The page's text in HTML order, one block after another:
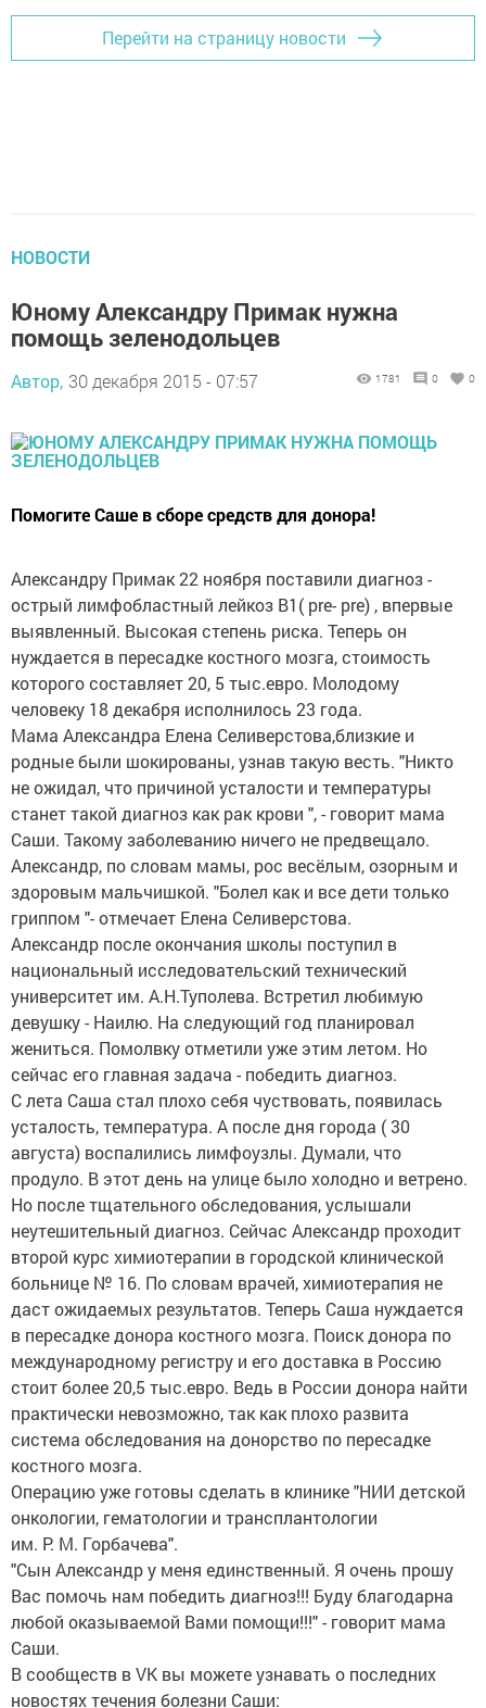
Перейти на страницу новости
НОВОСТИ
Юному Александру Примак нужна
помощь зеленодольцев
Автор, 30 декабря 2015 - 07:57 1781 0 0
Помогите Саше в сборе средств для донора!
Александру Примак 22 ноября поставили диагноз -
острый лимфобластный лейкоз B1( pre- pre) , впервые
выявленный. Высокая степень риска. Теперь он
нуждается в пересадке костного мозга, стоимость
которого составляет 20, 5 тыс.евро. Молодому
человеку 18 декабря исполнилось 23 года.
Мама Александра Елена Селиверстова,близкие и
родные были шокированы, узнав такую весть. "Никто
не ожидал, что причиной усталости и температуры
станет такой диагноз как рак крови ", - говорит мама
Саши. Такому заболеванию ничего не предвещало.
Александр, по словам мамы, рос весёлым, озорным и
здоровым мальчишкой. "Болел как и все дети только
гриппом "- отмечает Елена Селиверстова.
Александр после окончания школы поступил в
национальный исследовательский технический
университет им. А.Н.Туполева. Встретил любимую
девушку - Наилю. На следующий год планировал
жениться. Помолвку отметили уже этим летом. Но
сейчас его главная задача - победить диагноз.
С лета Саша стал плохо себя чуствовать, появилась
усталость, температура. А после дня города ( 30
августа) воспалились лимфоузлы. Думали, что
продуло. В этот день на улице было холодно и ветрено.
Но после тщательного обследования, услышали
неутешительный диагноз. Сейчас Александр проходит
второй курс химиотерапии в городской клинической
больнице № 16. По словам врачей, химиотерапия не
даст ожидаемых результатов. Теперь Саша нуждается
в пересадке донора костного мозга. Поиск донора по
международному регистру и его доставка в Россию
стоит более 20,5 тыс.евро. Ведь в России донора найти
практически невозможно, так как плохо развита
система обследования на донорство по пересадке
костного мозга.
Операцию уже готовы сделать в клинике "НИИ детской
онкологии, гематологии и трансплантологии
им. Р. М. Горбачева".
"Сын Александр у меня единственный. Я очень прошу
Вас помочь нам победить диагноз!!! Буду благодарна
любой оказываемой Вами помощи!!!" - говорит мама
Саши.
В сообществ в VK вы можете узнавать о последних
новостях течения болезни Саши: